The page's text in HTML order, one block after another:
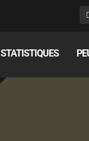
STATISTIQUES